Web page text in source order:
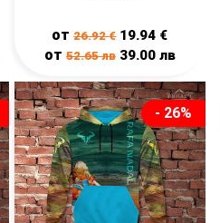
от26.92€ 19.94 €
от 52.65лв 39.00 лв
- 26%